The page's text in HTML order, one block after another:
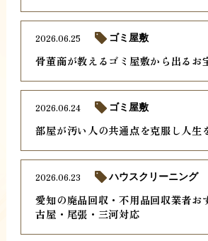
骨董商が教えるゴミ屋敷から出るお
2026.06.25 ゴミ屋敷
部屋が汚い人の共通点を克服し人生
2026.06.24 ゴミ屋敷
愛知の廃品回収・不用品回収業者お
古屋・尾張・三河対応
2026.06.23 ハウスクリーニング